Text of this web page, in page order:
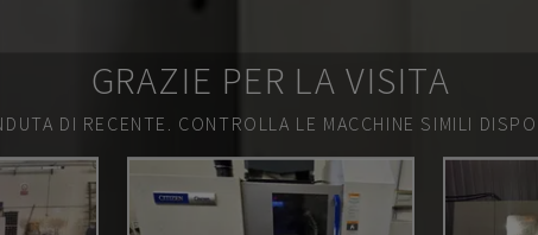
GRAZIE PER LA VISITA
DI RECENTE. CONTROLLA LE MACCHINE SIMILI